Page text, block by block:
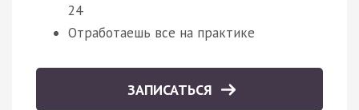
24
Отработаешь все на практике
ЗАПИСАТЬСЯ